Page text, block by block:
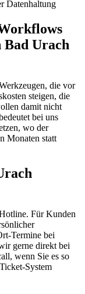
Datenhaltung
Urach
die vor
steigen, die
damit nicht
bei uns
wo der
Monaten statt
Für Kunden
Termine bei
gerne direkt bei
wenn Sie es so
System